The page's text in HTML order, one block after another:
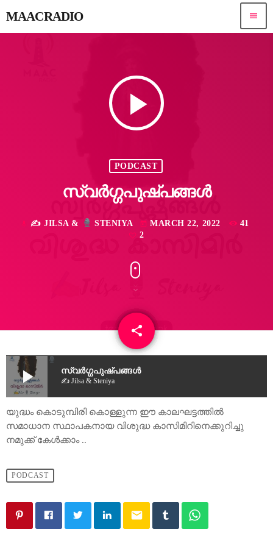
MAACRADIO menu
play_arrow
PODCAST
സ്വർഗ്ഗപുഷ്പങ്ങൾ
mic ✍ JILSA & STENIYA today MARCH 22, 2022
41
2
share
email
play_arrow സ്വർഗ്ഗപുഷ്പങ്ങൾ
✍ Jilsa & Steniya
യുദ്ധം കൊടുമ്പിരി കൊള്ളുന്ന ഈ കാലഘട്ടത്തിൽ
സമാധാന സ്ഥാപകനായ വിശുദ്ധ കാസിമിറിനെക്കുറിച്ചു
നമുക്ക് കേൾക്കാം ..
PODCAST
email